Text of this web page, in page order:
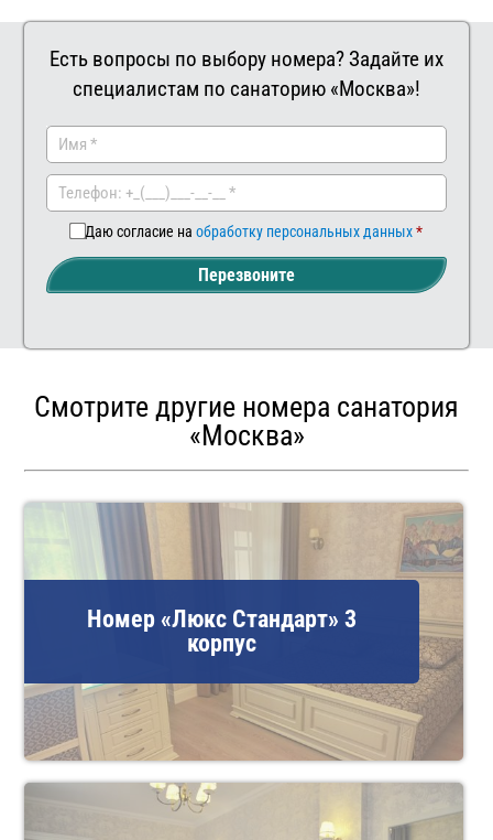
Есть вопросы по выбору номера? Задайте их
специалистам по санаторию «Москва»!
Даю согласие на обработку персональных данных
Перезвоните
Смотрите другие номера санатория
«Москва»
Номер «Люкс Стандарт» 3
корпус